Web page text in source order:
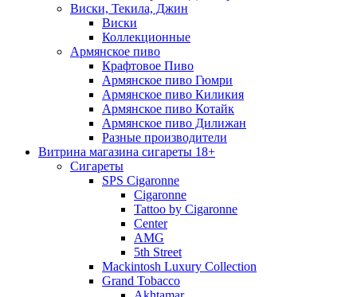
Виски, Текила, Джин
Виски
Коллекционные
Армянское пиво
Крафтовое Пиво
Армянское пиво Гюмри
Армянское пиво Киликия
Армянское пиво Котайк
Армянское пиво Дилижан
Разные производители
Витрина магазина сигареты 18+
Cигареты
SPS Cigaronne
Сigaronne
Tattoo by Cigaronne
Center
AMG
5th Street
Mackintosh Luxury Collection
Grand Tobacco